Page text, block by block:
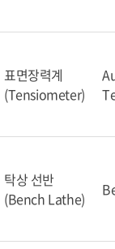
표면장력계
(Tensiometer)
탁상 선반
(Bench Lathe)